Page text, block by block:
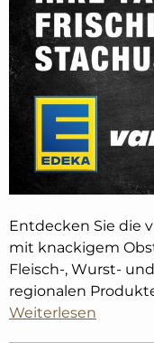
Entdecken Sie die
mit knackigem
Fleisch-, Wurst-
regionalen
Weiterlesen